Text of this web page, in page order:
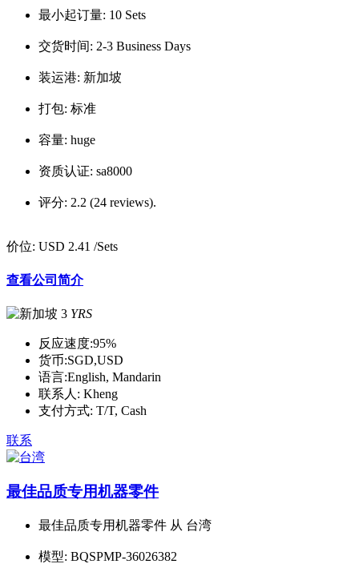
最小起订量: 10 Sets
交货时间: 2-3 Business Days
装运港: 新加坡
打包: 标准
容量: huge
资质认证: sa8000
评分: 2.2 (24 reviews).
价位: USD 2.41 /Sets
查看公司简介
3 YRS
反应速度:95%
货币:SGD,USD
语言:English, Mandarin
联系人: Kheng
支付方式: T/T, Cash
联系
最佳品质专用机器零件
最佳品质专用机器零件 从 台湾
模型: BQSPMP-36026382